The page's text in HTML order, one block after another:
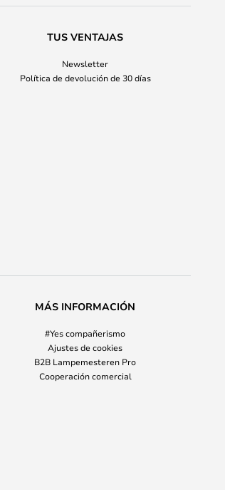
TUS VENTAJAS
Newsletter
Política de devolución de 30 días
MÁS INFORMACIÓN
#Yes compañerismo
Ajustes de cookies
B2B Lampemesteren Pro
Cooperación comercial